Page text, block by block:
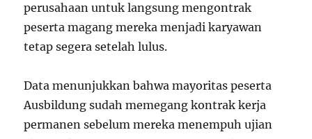
perusahaan untuk langsung mengontrak
peserta magang mereka menjadi karyawan
tetap segera setelah lulus.
Data menunjukkan bahwa mayoritas peserta
Ausbildung sudah memegang kontrak kerja
permanen sebelum mereka menempuh ujian